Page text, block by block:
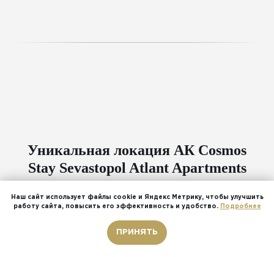
Уникальная локация АК Cosmos
Stay Sevastopol Atlant Apartments
Территориальное расположение:
Комплекс расположен в центральном районе Севастополя,
вблизи основных исторических достопримечательностей и
Звонок бесплатный
Наш сайт использует файлы cookie и Яндекс Метрику, чтобы улучшить
работу сайта, повысить его эффективность и удобство.
Подробнее
ПРИНЯТЬ